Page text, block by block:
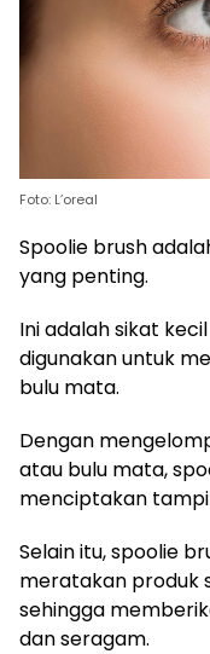
Foto: L’oreal
Spoolie brush
yang penting.
Ini adalah sikat
digunakan untuk
bulu mata.
Dengan
atau bulu mata,
menciptakan
Selain itu, spoolie
meratakan produk
sehingga
dan seragam.